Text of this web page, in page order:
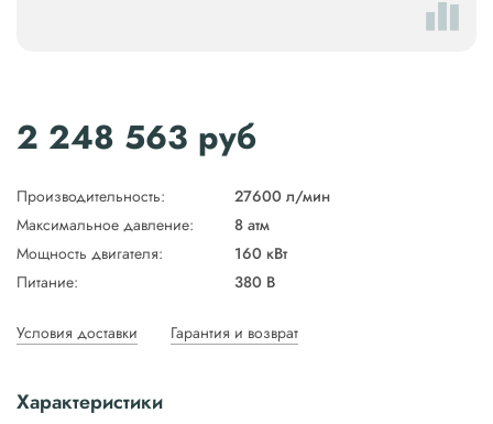
2 248 563 руб
Производительность:
27600 л/мин
Максимальное давление:
8 атм
Мощность двигателя:
160 кВт
Питание:
380 В
Условия доставки Гарантия и возврат
Характеристики